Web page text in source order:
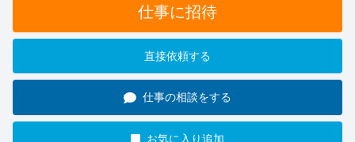
仕事に招待
直接依頼する
仕事の相談をする
お気に入り追加